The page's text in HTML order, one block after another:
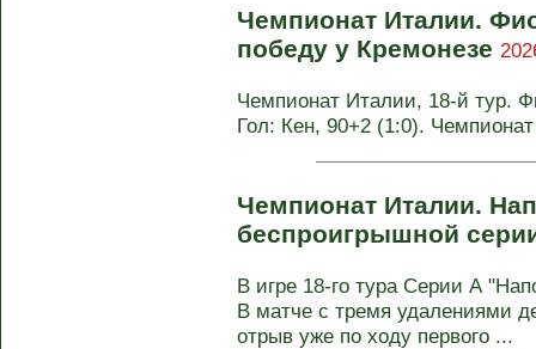
Чемпионат Италии.
победу у Кремонезе
Чемпионат Италии, 18-й тур.
Гол: Кен, 90+2 (1:0).
Чемпионат Италии.
беспроигрышной
В игре 18-го тура Серии А
В матче с тремя удалениями
отрыв уже по ходу первого ...